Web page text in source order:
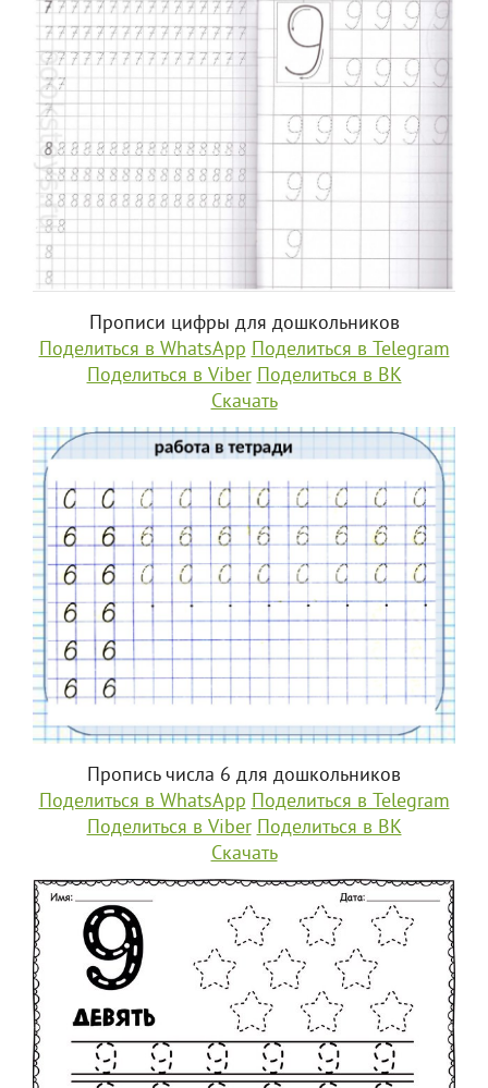
Прописи цифры для дошкольников
Поделиться в WhatsApp Поделиться в Telegram
Поделиться в Viber Поделиться в ВК
Скачать
Пропись числа 6 для дошкольников
Поделиться в WhatsApp Поделиться в Telegram
Поделиться в Viber Поделиться в ВК
Скачать